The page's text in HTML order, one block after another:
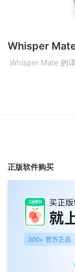
Whisper Mate 的
正版软件购买